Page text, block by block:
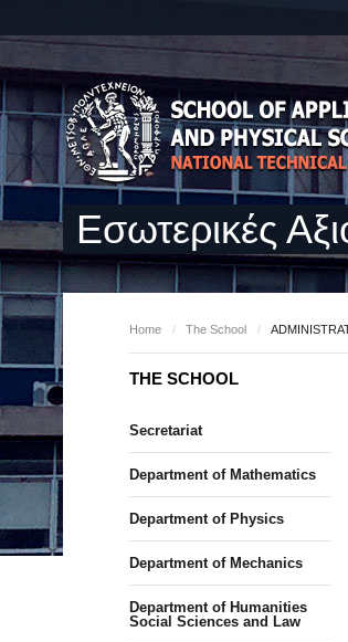
Εσωτερικές
Home / The School /
THE SCHOOL
Secretariat
Department of Mathematics
Department of Physics
Department of Mechanics
Department of Humanities
Social Sciences and Law